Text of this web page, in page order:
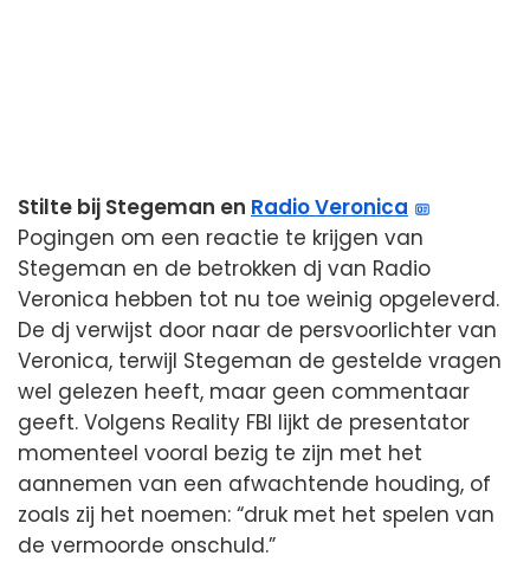
Stilte bij Stegeman en Radio Veronica
Pogingen om een reactie te krijgen van
Stegeman en de betrokken dj van Radio
Veronica hebben tot nu toe weinig opgeleverd.
De dj verwijst door naar de persvoorlichter van
Veronica, terwijl Stegeman de gestelde vragen
wel gelezen heeft, maar geen commentaar
geeft. Volgens Reality FBI lijkt de presentator
momenteel vooral bezig te zijn met het
aannemen van een afwachtende houding, of
zoals zij het noemen: “druk met het spelen van
de vermoorde onschuld.”